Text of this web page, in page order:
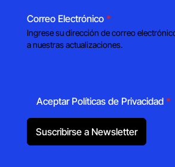
Correo Electrónico *
Ingrese su dirección de correo
a nuestras actualizaciones.
Aceptar Políticas de Privacidad *
Suscribirse a Newsletter